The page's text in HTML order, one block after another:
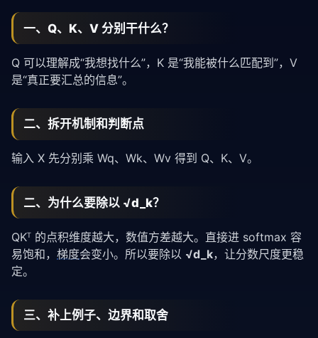
一、Q、K、V 分别干什么？
Q 可以理解成“我想找什么”，K 是“我能被什么匹配到”，V
是“真正要汇总的信息”。
二、拆开机制和判断点
输入 X 先分别乘 Wq、Wk、Wv 得到 Q、K、V。
二、为什么要除以 √d_k？
QKᵀ 的点积维度越大，数值方差越大。直接进 softmax 容
易饱和， 梯度会变小。所以要除以 √d_k，让分数尺度更稳
定。
三、补上例子、边界和取舍